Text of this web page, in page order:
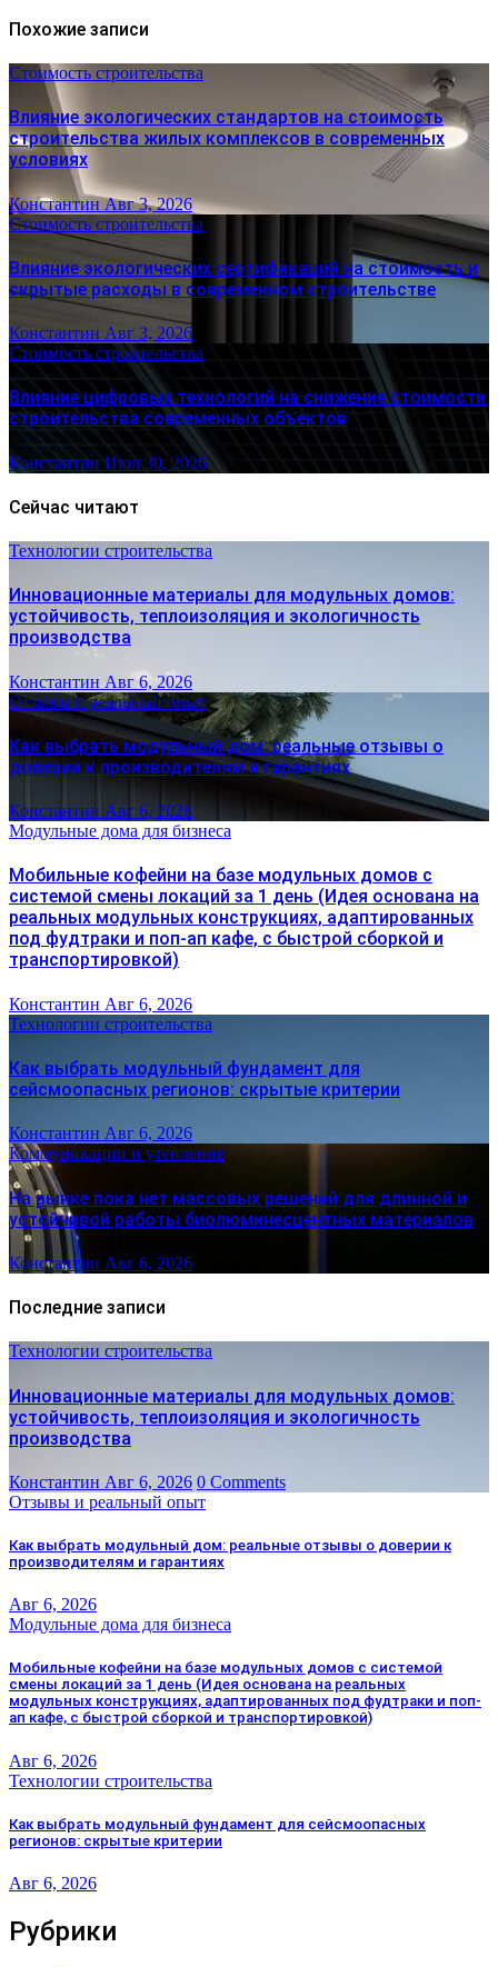
Похожие записи
Стоимость строительства
Влияние экологических стандартов на стоимость
строительства жилых комплексов в современных
условиях
КонстантинАвг 3, 2026
Стоимость строительства
Влияние экологических сертификаций на стоимость и
скрытые расходы в современном строительстве
Константин Авг 3, 2026
Стоимость строительства
Влияние цифровых технологий на снижение стоимости
строительства современных объектов
Константин Июл 30, 2026
Сейчас читают
Технологии строительства
Инновационные материалы для модульных домов:
устойчивость, теплоизоляция и экологичность
производства
Константин Авг 6, 2026
Отзывы и реальный опыт
Как выбрать модульный дом: реальные отзывы о
доверии к производителям и гарантиях
Константин Авг 6, 2026
Модульные дома для бизнеса
Мобильные кофейни на базе модульных домов с
системой смены локаций за 1 день (Идея основана на
реальных модульных конструкциях, адаптированных
под фудтраки и поп-ап кафе, с быстрой сборкой и
транспортировкой)
Константин Авг 6, 2026
Технологии строительства
Как выбрать модульный фундамент для
сейсмоопасных регионов: скрытые критерии
Константин Авг 6, 2026
Коммуникации и утепление
На рынке пока нет массовых решений для длинной и
устойчивой работы биолюминесцентных материалов
Константин Авг 6, 2026
Последние записи
Технологии строительства
Инновационные материалы для модульных домов:
устойчивость, теплоизоляция и экологичность
производства
Константин Авг 6, 2026 0 Comments
Отзывы и реальный опыт
Как выбрать модульный дом: реальные отзывы о доверии к
производителям и гарантиях
Авг 6, 2026
Модульные дома для бизнеса
Мобильные кофейни на базе модульных домов с системой
смены локаций за 1 день (Идея основана на реальных
модульных конструкциях, адаптированных под фудтраки и поп-
ап кафе, с быстрой сборкой и транспортировкой)
Авг 6, 2026
Технологии строительства
Как выбрать модульный фундамент для сейсмоопасных
регионов: скрытые критерии
Авг 6, 2026
Рубрики